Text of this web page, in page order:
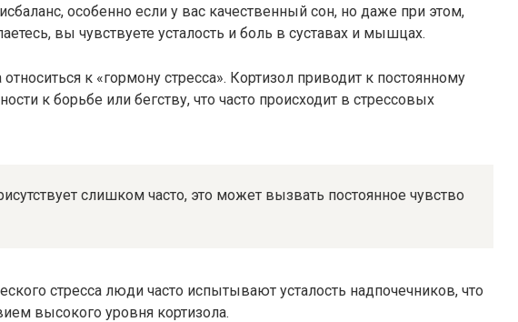
особенно если у вас качественный сон, но даже при этом,
вы чувствуете усталость и боль в суставах и мышцах.
к «гормону стресса». Кортизол приводит к постоянному
к борьбе или бегству, что часто происходит в стрессовых
слишком часто, это может вызвать постоянное чувство
стресса люди часто испытывают усталость надпочечников, что
высокого уровня кортизола.